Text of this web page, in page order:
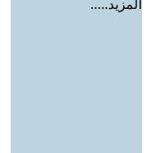
المزيد.....